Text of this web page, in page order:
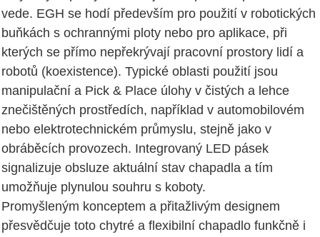
vede. EGH se hodí především pro použití v robotických
buňkách s ochrannými ploty nebo pro aplikace, při
kterých se přímo nepřekrývají pracovní prostory lidí a
robotů (koexistence). Typické oblasti použití jsou
manipulační a Pick & Place úlohy v čistých a lehce
znečištěných prostředích, například v automobilovém
nebo elektrotechnickém průmyslu, stejně jako v
obráběcích provozech. Integrovaný LED pásek
signalizuje obsluze aktuální stav chapadla a tím
umožňuje plynulou souhru s koboty.
Promyšleným konceptem a přitažlivým designem
přesvědčuje toto chytré a flexibilní chapadlo funkčně i